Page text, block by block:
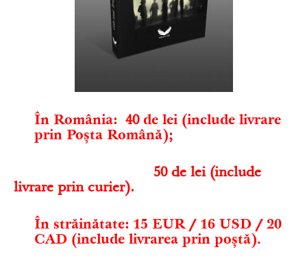
În România: 40de lei (include livrare
prin Poșta Română);
50 de lei (include
livrare prin curier).
În străinătate: 15 EUR / 16 USD / 20
CAD (include livrarea prin poștă).